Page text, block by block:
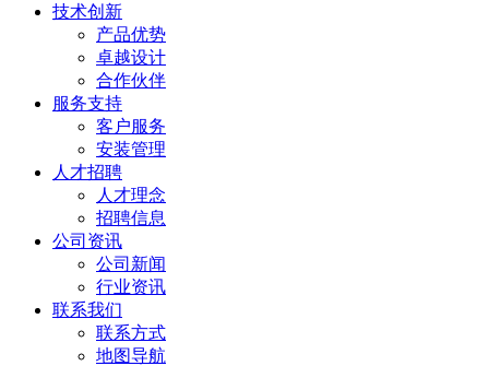
技术创新
产品优势
卓越设计
合作伙伴
服务支持
客户服务
安装管理
人才招聘
人才理念
招聘信息
公司资讯
公司新闻
行业资讯
联系我们
联系方式
地图导航